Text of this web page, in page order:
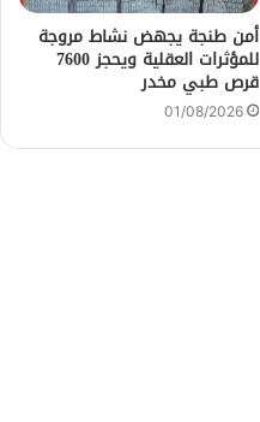
أمن طنجة يجهض نشاط مروجة
للمؤثرات العقلية ويحجز 7600
قرص طبي مخدر
01/08/2026